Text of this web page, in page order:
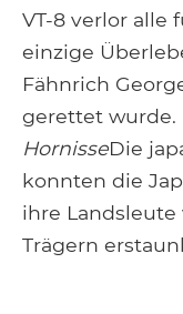
VT-8 verlor alle
einzige
Fähnrich
gerettet wurde.
HornisseDie
konnten die
ihre
Trägern